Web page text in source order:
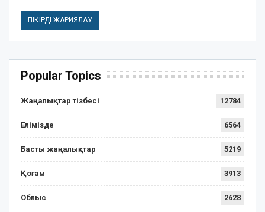
Popular Topics
Жаңалықтар тізбесі 12784
Елімізде 6564
Басты жаңалықтар 5219
Қоғам 3913
Облыс 2628